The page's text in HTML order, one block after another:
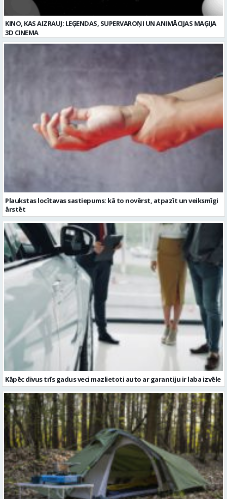
KINO, KAS AIZRAUJ: LEĢENDAS, SUPERVAROŅI UN ANIMĀCIJAS MAĢIJA
3D CINEMA
Plaukstas locītavas sastiepums: kā to novērst, atpazīt un veiksmīgi
ārstēt
Kāpēc divus trīs gadus veci mazlietoti auto ar garantiju ir laba izvēle